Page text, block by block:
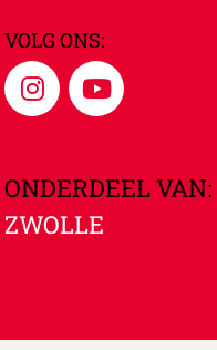
VOLG ONS:
ONDERDEEL VAN:
ZWOLLE